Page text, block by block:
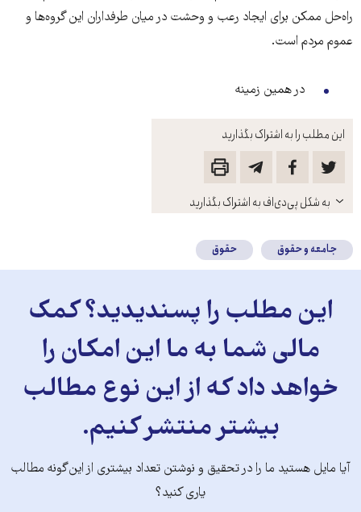
این مطلب را به اشتراک بگذارید
باز
کنید
به شکل پی‌دی‌اف به اشتراک بگذارید
راه‌حل ممکن برای ایجاد رعب و وحشت در میان طرفداران این گروه‌ها و
عموم مردم است.
در همین زمینه
جامعه و حقوق حقوق
این مطلب را پسندیدید؟ کمک
مالی شما به ما این امکان را
خواهد داد که از این نوع مطالب
بیشتر منتشر کنیم.
آیا مایل هستید ما را در تحقیق و نوشتن تعداد بیشتری از این‌گونه مطالب
یاری کنید؟